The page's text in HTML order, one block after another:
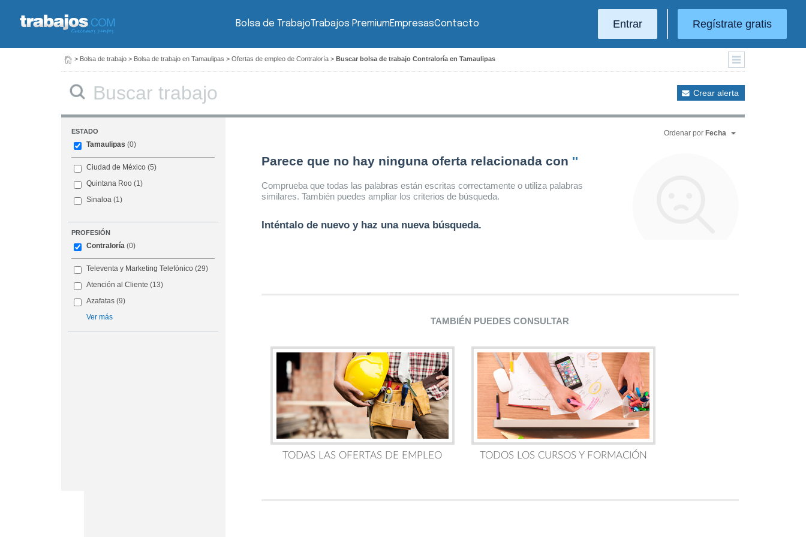
Bolsa de TrabajoTrabajos PremiumEmpresasContacto Entrar Regístrate gratis
> Bolsa de trabajo > Bolsa de trabajo en Tamaulipas > Ofertas de empleo de Contraloría > Buscar bolsa de trabajo Contraloría en Tamaulipas
Crear alerta
ESTADO
Tamaulipas (0)
Ciudad de México (5)
Quintana Roo (1)
Sinaloa (1)
PROFESIÓN
Contraloría (0)
Televenta y Marketing Telefónico (29)
Atención al Cliente (13)
Azafatas (9)
Ver más
Ordenar por Fecha
Parece que no hay ninguna oferta relacionada con ''
Comprueba que todas las palabras están escritas correctamente o utiliza palabras
similares. También puedes ampliar los criterios de búsqueda.
Inténtalo de nuevo y haz una nueva búsqueda.
TAMBIÉN PUEDES CONSULTAR
TODAS LAS OFERTAS DE EMPLEO TODOS LOS CURSOS Y FORMACIÓN